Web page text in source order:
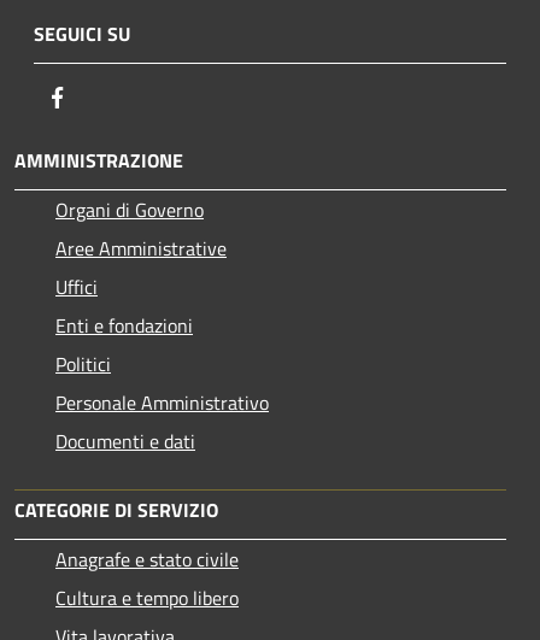
SEGUICI SU
AMMINISTRAZIONE
Organi di Governo
Aree Amministrative
Uffici
Enti e fondazioni
Politici
Personale Amministrativo
Documenti e dati
CATEGORIE DI SERVIZIO
Anagrafe e stato civile
Cultura e tempo libero